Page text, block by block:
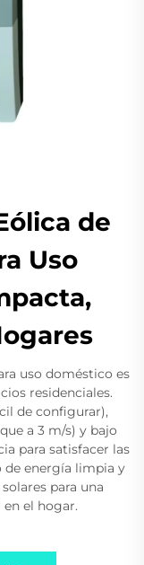
de
Uso
uso doméstico es
residenciales.
de configurar),
a 3 m/s) y bajo
para satisfacer las
de energía limpia y
para una
el hogar.